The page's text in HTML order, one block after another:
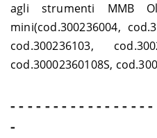
agli strumenti MMB
mini(cod.300236004,
cod.300236103,
cod.30002360108S,
- - - - - - - - - - - - - - - -
-